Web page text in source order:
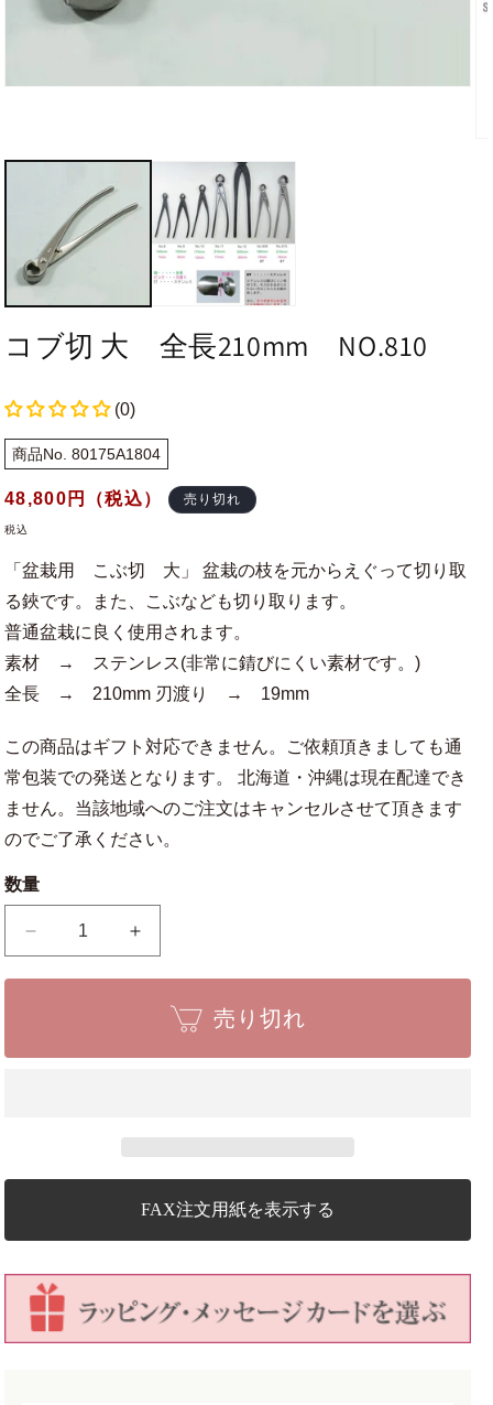
コブ切 大 全長210mm NO.810
(0)
商品No. 80175A1804
通
常
格
48,800 円（税込） 売り切れ
税込
「盆栽用 こぶ切 大」 盆栽の枝を元からえぐって切り取
る鋏です。また、こぶなども切り取ります。
普通盆栽に良く使用されます。
素材 → ステンレス(非常に錆びにくい素材です。)
全長 → 210mm 刃渡り → 19mm
この商品はギフト対応できません。ご依頼頂きましても通
常包装での発送となります。 北海道・沖縄は現在配達でき
ません。当該地域へのご注文はキャンセルさせて頂きます
のでご了承ください。
数量
数
ら
す
コ
数
量
や
す
売り切れ
FAX注文用紙を表示する